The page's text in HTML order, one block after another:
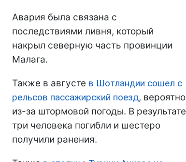
Авария была связана с
последствиями ливня, который
накрыл северную часть провинции
Малага.
Также в августе в Шотландии сошел с
рельсов пассажирский поезд, вероятно
из-за штормовой погоды. В результате
три человека погибли и шестеро
получили ранения.